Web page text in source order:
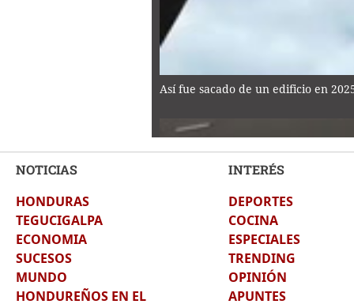
Así fue sacado de un edificio en
Rosario se viste de luto tras la
NOTICIAS
HONDURAS
TEGUCIGALPA
ECONOMIA
SUCESOS
MUNDO
HONDUREÑOS EN EL
INTERÉS
DEPORTES
COCINA
ESPECIALES
TRENDING
OPINIÓN
APUNTES